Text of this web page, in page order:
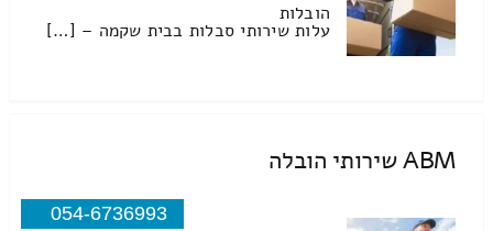
הובלות
עלות שירותי סבלות בבית שקמה – […]
ABM שירותי הובלה
054-6736993